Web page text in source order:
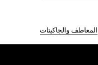
المعاطف والجاكيتات